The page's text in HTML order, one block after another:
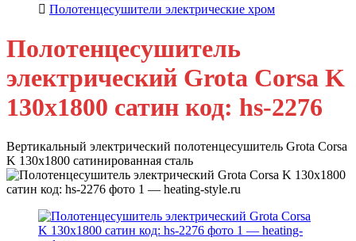
Полотенцесушители электрические хром
Полотенцесушитель
электрический Grota Corsa K
130х1800 сатин код: hs-2276
Вертикальный электрический полотенцесушитель Grota Corsa
K 130х1800 сатинированная сталь